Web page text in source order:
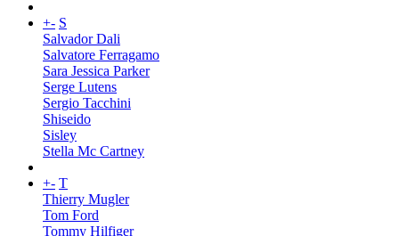
+- S
Salvador Dali
Salvatore Ferragamo
Sara Jessica Parker
Serge Lutens
Sergio Tacchini
Shiseido
Sisley
Stella Mc Cartney
+- T
Thierry Mugler
Tom Ford
Tommy Hilfiger